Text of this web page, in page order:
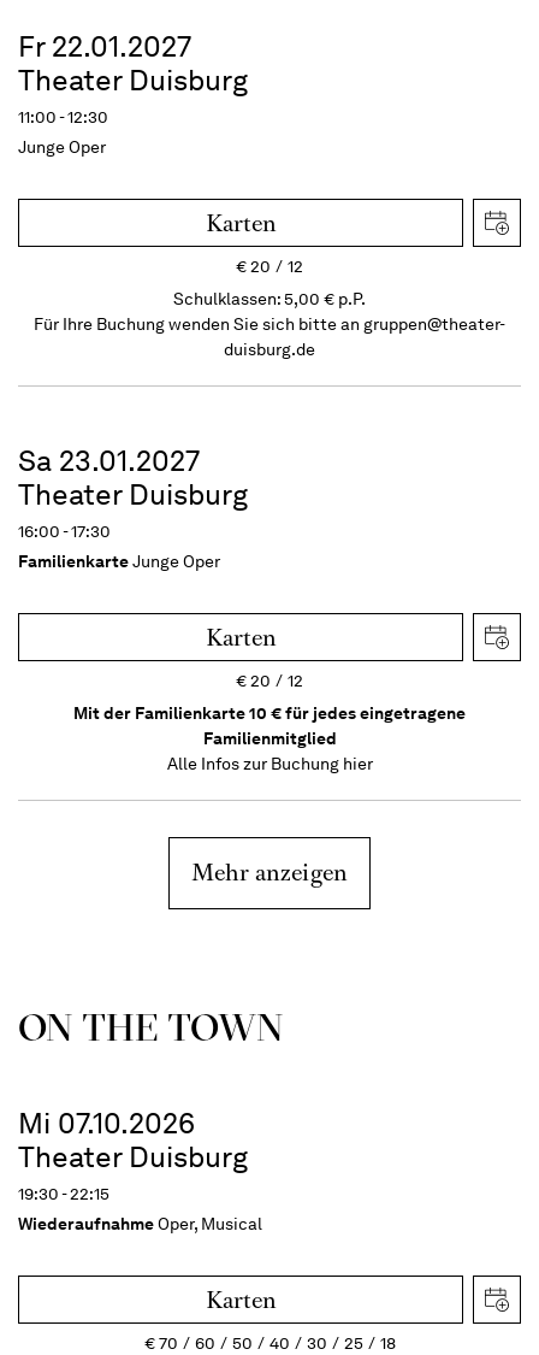
Fr 22.01.2027
Theater Duisburg
11:00 - 12:30
Junge Oper
Karten
€20
12
Schulklassen: 5,00 € p.P.
Für Ihre Buchung wenden Sie sich bitte an gruppen@theater-
duisburg.de
Sa 23.01.2027
Theater Duisburg
16:00 - 17:30
FamilienkarteJunge Oper
Karten
€20
12
Mit der Familienkarte 10 € für jedes eingetragene
Familienmitglied
Alle Infos zur Buchung hier
Mehr anzeigen
ON THE TOWN
Mi 07.10.2026
Theater Duisburg
19:30 - 22:15
WiederaufnahmeOper, Musical
Karten
€70 60 50 40 30 25
18